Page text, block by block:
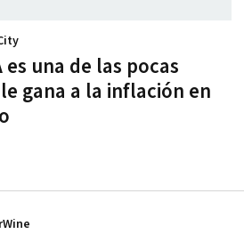
una de las pocas
gana a la inflación en